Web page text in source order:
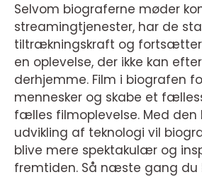
Selvom biograferne møder
streamingtjenester, har de
tiltrækningskraft og
en oplevelse, der ikke kan
derhjemme. Film i biografen
mennesker og skabe et
fælles filmoplevelse. Med den
udvikling af teknologi vil
blive mere spektakulær og
fremtiden. Så næste gang du